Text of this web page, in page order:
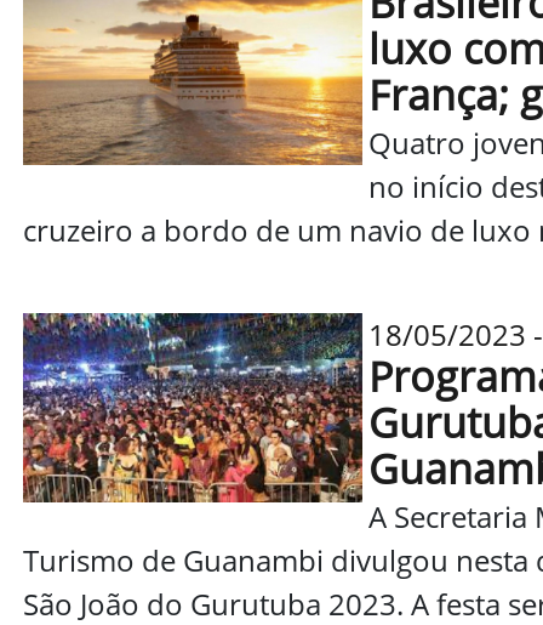
luxo
França;
Quatro
no início
cruzeiro a bordo de um navio de luxo
18/05/2023
A Secretaria
Turismo de Guanambi divulgou
São João do Gurutuba 2023. A festa